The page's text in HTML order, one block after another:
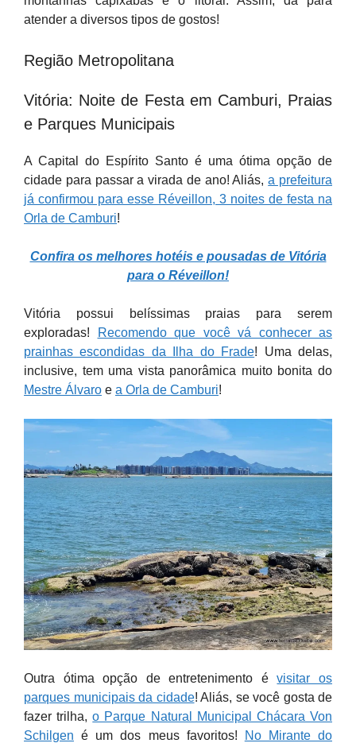
atender a diversos tipos de gostos!
Região Metropolitana
Vitória: Noite de Festa em Camburi, Praias
e Parques Municipais
A Capital do Espírito Santo é uma ótima opção de
cidade para passar a virada de ano! Aliás,a prefeitura
já confirmou para esse Réveillon, 3 noites de festa na
Orla de Camburi!
Confira os melhores hotéis e pousadas de Vitória
para o Réveillon!
Vitória possui belíssimas praias para serem
exploradas!
Recomendo que você vá conhecer as
prainhas escondidas da Ilha do Frade! Uma delas,
inclusive, tem uma vista panorâmica muito bonita do
Mestre Álvaro e a Orla de Camburi!
Outra ótima opção de entretenimento évisitar os
parques municipais da cidade! Aliás, se você gosta de
fazer trilha,o Parque Natural Municipal Chácara Von
Schilgen é um dos meus favoritos!
No Mirante do